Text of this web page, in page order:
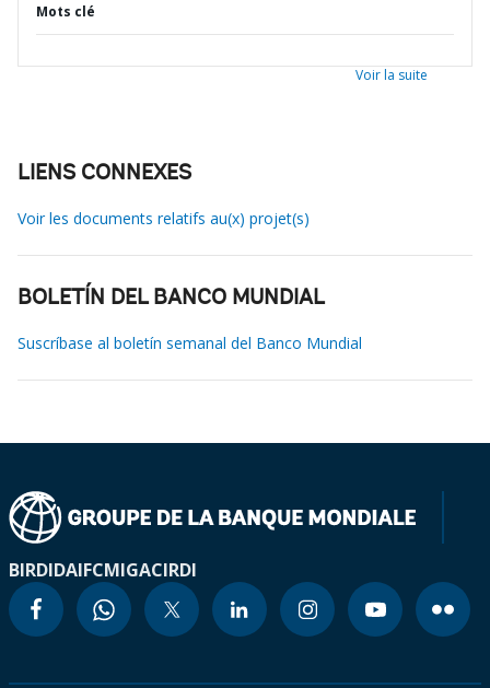
Mots clé
Voir la suite
LIENS CONNEXES
Voir les documents relatifs au(x) projet(s)
BOLETÍN DEL BANCO MUNDIAL
Suscríbase al boletín semanal del Banco Mundial
BIRDIDAIFCMIGACIRDI